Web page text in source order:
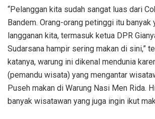
“Pelanggan kita sudah sangat luas dari
Bandem. Orang-orang petinggi itu banyak
langganan kita, termasuk ketua DPR
Sudarsana hampir sering makan di sini,”
katanya, warung ini dikenal mendunia
(pemandu wisata) yang mengantar
Puseh makan di Warung Nasi Men Rida.
banyak wisatawan yang juga ingin ikut